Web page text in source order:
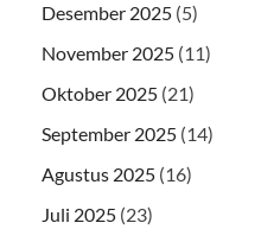
Desember 2025 (5)
November 2025 (11)
Oktober 2025 (21)
September 2025 (14)
Agustus 2025 (16)
Juli 2025 (23)